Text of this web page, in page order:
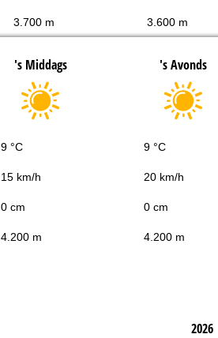
3.700 m 3.600 m
's Middags 's Avonds
9 °C 9 °C
15 km/h 20 km/h
0 cm 0 cm
4.200 m 4.200 m
2026